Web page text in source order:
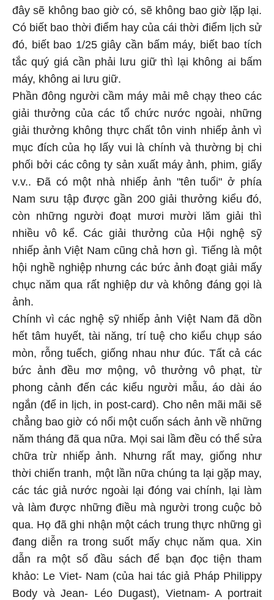
đây sẽ không bao giờ có, sẽ không bao giờ lặp lại.
Có biết bao thời điểm hay của cái thời điểm lịch sử
đó, biết bao 1/25 giây cần bấm máy, biết bao tích
tắc quý giá cần phải lưu giữ thì lại không ai bấm
máy, không ai lưu giữ.
Phần đông người cầm máy mải mê chạy theo các
giải thưởng của các tổ chức nước ngoài, những
giải thưởng không thực chất tôn vinh nhiếp ảnh vì
mục đích của họ lấy vui là chính và thường bị chi
phối bởi các công ty sản xuất máy ảnh, phim, giấy
v.v.. Đã có một nhà nhiếp ảnh "tên tuổi" ở phía
Nam sưu tập được gần 200 giải thưởng kiểu đó,
còn những người đoạt mươi mười lăm giải thì
nhiều vô kể. Các giải thưởng của Hội nghệ sỹ
nhiếp ảnh Việt Nam cũng chả hơn gì. Tiếng là một
hội nghề nghiệp nhưng các bức ảnh đoạt giải mấy
chục năm qua rất nghiệp dư và không đáng gọi là
ảnh.
Chính vì các nghệ sỹ nhiếp ảnh Việt Nam đã dồn
hết tâm huyết, tài năng, trí tuệ cho kiểu chụp sáo
mòn, rỗng tuếch, giống nhau như đúc. Tất cả các
bức ảnh đều mơ mộng, vô thưởng vô phạt, từ
phong cảnh đến các kiểu người mẫu, áo dài áo
ngắn (để in lịch, in post-card). Cho nên mãi mãi sẽ
chẳng bao giờ có nổi một cuốn sách ảnh về những
năm tháng đã qua nữa. Mọi sai lầm đều có thể sửa
chữa trừ nhiếp ảnh. Nhưng rất may, giống như
thời chiến tranh, một lần nữa chúng ta lại gặp may,
các tác giả nước ngoài lại đóng vai chính, lại làm
và làm được những điều mà người trong cuộc bỏ
qua. Họ đã ghi nhận một cách trung thực những gì
đang diễn ra trong suốt mấy chục năm qua. Xin
dẫn ra một số đầu sách để bạn đọc tiện tham
khảo: Le Viet- Nam (của hai tác giả Pháp Philippy
Body và Jean- Léo Dugast), Vietnam- A portrait